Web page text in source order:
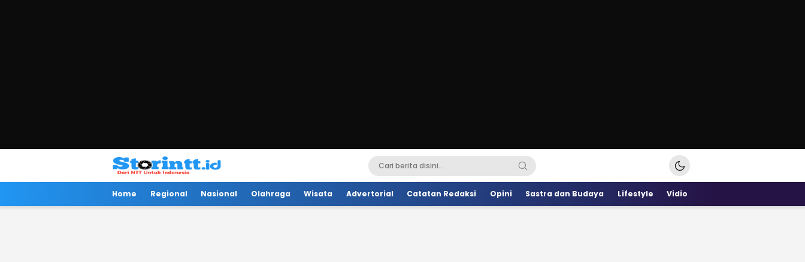
Storintt
Dari NTT Untuk Indonesia
Home Regional Nasional Olahraga Wisata Advertorial Catatan Redaksi Opini Sastra dan Budaya Lifestyle Vidio